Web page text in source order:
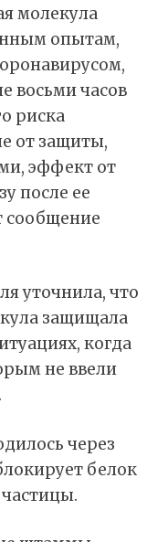
молекула
опытам,
восьми часов
риска
от защиты,
эффект от
после ее
сообщение
уточнила, что
защищала
когда
не ввели
через
белок